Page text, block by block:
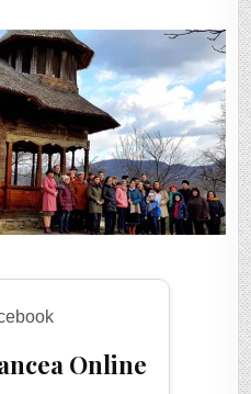
Online